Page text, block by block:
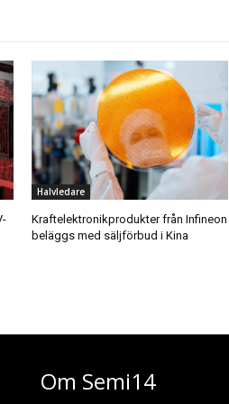
Halvledare
Kraftelektronikprodukter från Infineon
beläggs med säljförbud i Kina
Om Semi14